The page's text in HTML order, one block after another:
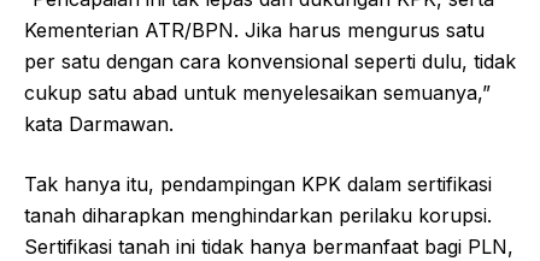
Kementerian ATR/BPN. Jika harus mengurus satu
per satu dengan cara konvensional seperti dulu, tidak
cukup satu abad untuk menyelesaikan semuanya,”
kata Darmawan.
Tak hanya itu, pendampingan KPK dalam sertifikasi
tanah diharapkan menghindarkan perilaku korupsi.
Sertifikasi tanah ini tidak hanya bermanfaat bagi PLN,